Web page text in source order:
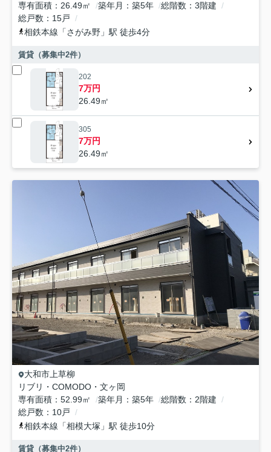
専有面積
26.49㎡ 築年月 築5年 総階数
3階建
総戸数
15戸
相鉄本線 「さがみ野 」駅 徒歩4分
賃貸（募集中2件）
202
7万円
26.49㎡
305
7万円
26.49㎡
大和市 上草柳
リブリ・COMODO・文ヶ岡
専有面積
52.99㎡ 築年月 築5年 総階数
2階建
総戸数
10戸
相鉄本線 「相模大塚 」駅 徒歩10分
賃貸（募集中2件）